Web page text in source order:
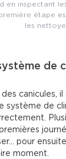
en inspectant
première étape
les
de
des canicules,
système de
pour
moment.